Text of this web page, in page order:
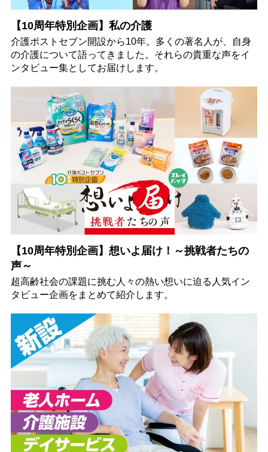
【10周年特別企画】私の介護
介護ポストセブン開設から10年。多くの著名人が、自身
の介護について語ってきました。それらの貴重な声をイ
ンタビュー集としてお届けします。
【10周年特別企画】想いよ届け！～挑戦者たちの
声～
超高齢社会の課題に挑む人々の熱い想いに迫る人気イン
タビュー企画をまとめて紹介します。